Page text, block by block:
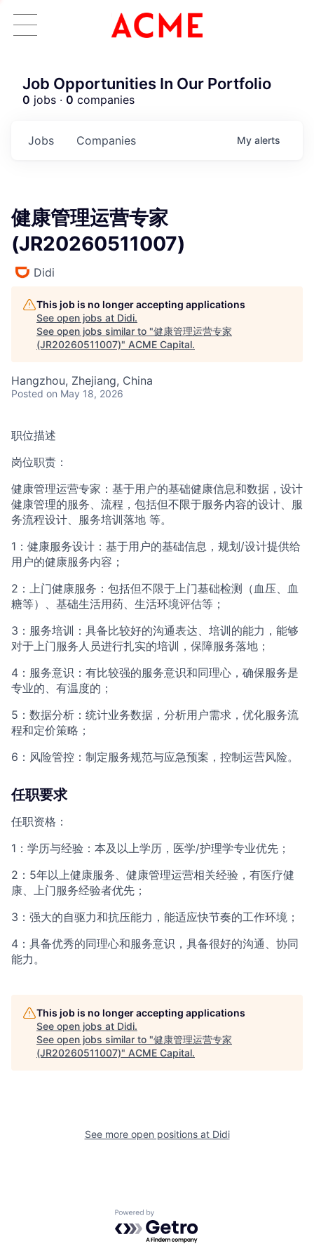
ACME Homepage
Job Opportunities In Our Portfolio
0 jobs · 0 companies
Jobs Companies My alerts
健康管理运营专家
(JR20260511007)
Didi
This job is no longer accepting applications
See open jobs at Didi.
See open jobs similar to "健康管理运营专家
(JR20260511007)" ACME Capital.
Hangzhou, Zhejiang, China
Posted on May 18, 2026
职位描述
岗位职责：
健康管理运营专家：基于用户的基础健康信息和数据，设计
健康管理的服务、流程，包括但不限于服务内容的设计、服
务流程设计、服务培训落地 等。
1：健康服务设计：基于用户的基础信息，规划/设计提供给
用户的健康服务内容；
2：上门健康服务：包括但不限于上门基础检测（血压、血
糖等）、基础生活用药、生活环境评估等；
3：服务培训：具备比较好的沟通表达、培训的能力，能够
对于上门服务人员进行扎实的培训，保障服务落地；
4：服务意识：有比较强的服务意识和同理心，确保服务是
专业的、有温度的；
5：数据分析：统计业务数据，分析用户需求，优化服务流
程和定价策略；
6：风险管控：制定服务规范与应急预案，控制运营风险。
任职要求
任职资格：
1：学历与经验：本及以上学历，医学/护理学专业优先；
2：5年以上健康服务、健康管理运营相关经验，有医疗健
康、上门服务经验者优先；
3：强大的自驱力和抗压能力，能适应快节奏的工作环境；
4：具备优秀的同理心和服务意识，具备很好的沟通、协同
能力。
This job is no longer accepting applications
See open jobs at Didi.
See open jobs similar to "健康管理运营专家
(JR20260511007)" ACME Capital.
See more open positions at Didi
Powered by Getro.com